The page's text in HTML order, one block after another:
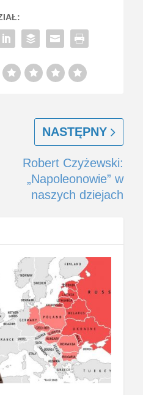
NASTĘPNY
Robert Czyżewski:
„Napoleonowie” w
naszych dziejach